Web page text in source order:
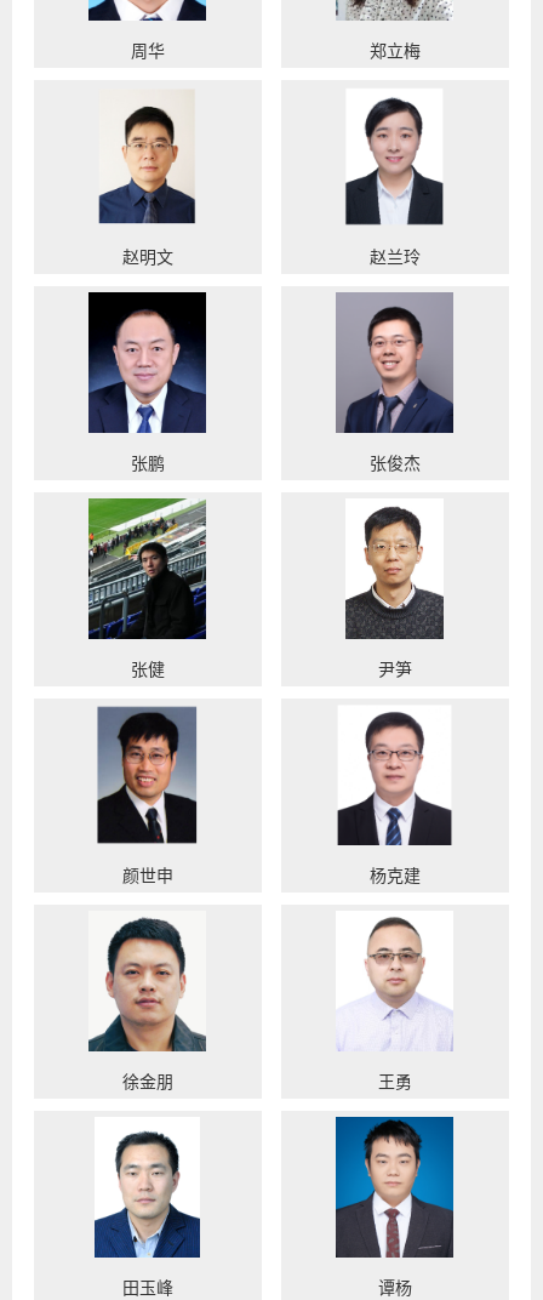
周华 郑立梅
赵明文 赵兰玲
张鹏 张俊杰
张健 尹笋
颜世申 杨克建
徐金朋 王勇
田玉峰 谭杨